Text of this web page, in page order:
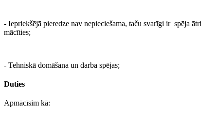
- Iepriekšējā pieredze nav nepieciešama, taču svarīgi ir spēja ātri
mācīties;
- Tehniskā domāšana un darba spējas;
Duties
Apmācīsim kā: